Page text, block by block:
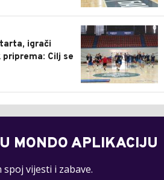
0
igrači
Cilj se
MONDO APLIKACIJU
spoj vijesti i zabave.